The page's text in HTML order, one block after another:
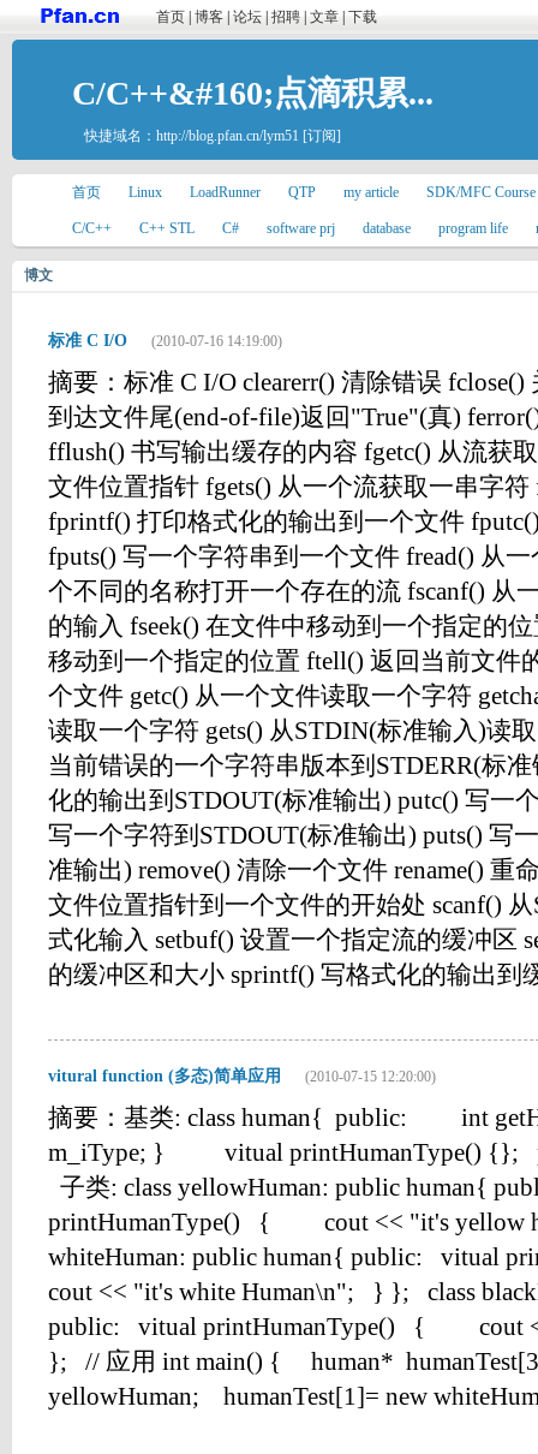
首页 博客 论坛 招聘 文章 下载
C/C++&#160;点滴积累...
快捷域名： http://blog.pfan.cn/lym51 [订阅]
首页 Linux LoadRunner QTP my article SDK/MFC Course
C/C++ C++ STL C# software prj database program life
博文
标准 C I/O (2010-07-16 14:19:00)
摘要：标准 C I/O clearerr() 清除错误
到达文件尾(end-of-file)返回"True"(真)
fflush() 书写输出缓存的内容 fgetc() 从流获
文件位置指针 fgets() 从一个流获取一串字
fprintf() 打印格式化的输出到一个文件
fputs() 写一个字符串到一个文件 fread() 从
个不同的名称打开一个存在的流 fscanf() 从
的输入 fseek() 在文件中移动到一个指定的
移动到一个指定的位置 ftell() 返回当前文件
个文件 getc() 从一个文件读取一个字符
读取一个字符 gets() 从STDIN(标准输入)读
当前错误的一个字符串版本到STDERR(标
化的输出到STDOUT(标准输出) putc() 写一
写一个字符到STDOUT(标准输出) puts() 写
准输出) remove() 清除一个文件 rename() 重
文件位置指针到一个文件的开始处 scanf()
式化输入 setbuf() 设置一个指定流的缓冲区
的缓冲区和大小 sprintf() 写格式化的输出到
vitural function (多态)简单应用 (2010-07-15 12:20:00)
摘要：基类: class human{ public: int
m_iType; } vitual printHumanType()
子类: class yellowHuman: public human{
printHumanType() { cout << "it's yellow
whiteHuman: public human{ public:
cout << "it's white Human\n"; } }; class
public: vitual printHumanType() { cout
}; // 应用 int main() { human*
yellowHuman; humanTest[1]= new